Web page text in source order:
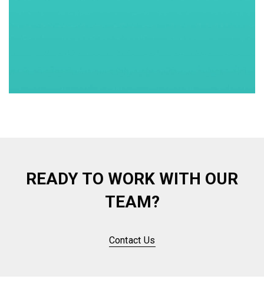
READY TO WORK WITH OUR
TEAM?
Contact Us